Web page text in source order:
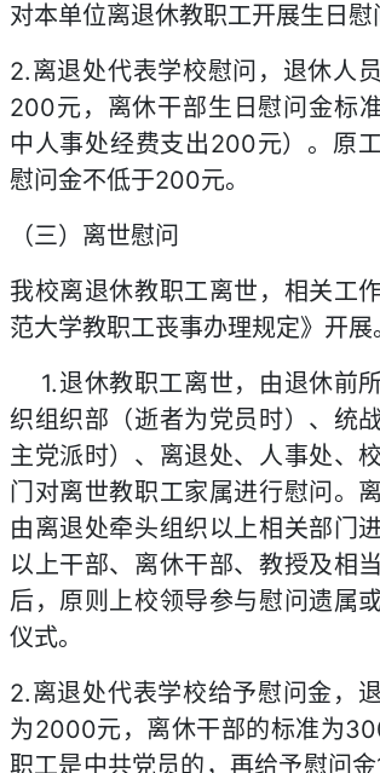
对本单位离退休教职工开展生日慰
2.离退处代表学校慰问，退休人
200元，离休干部生日慰问金标
中人事处经费支出200元）。原
慰问金不低于200元。
（三）离世慰问
我校离退休教职工离世，相关工
范大学教职工丧事办理规定》开展
1.退休教职工离世，由退休前
织组织部（逝者为党员时）、统
主党派时）、离退处、人事处、
门对离世教职工家属进行慰问。
由离退处牵头组织以上相关部门
以上干部、离休干部、教授及相
后，原则上校领导参与慰问遗属
仪式。
2.离退处代表学校给予慰问金，
为2000元，离休干部的标准为
职工是中共党员的，再给予慰问